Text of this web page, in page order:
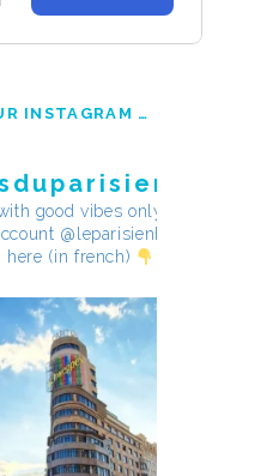
INSTAGRAM
good vibes only
@leparisienheureux
here (in french)